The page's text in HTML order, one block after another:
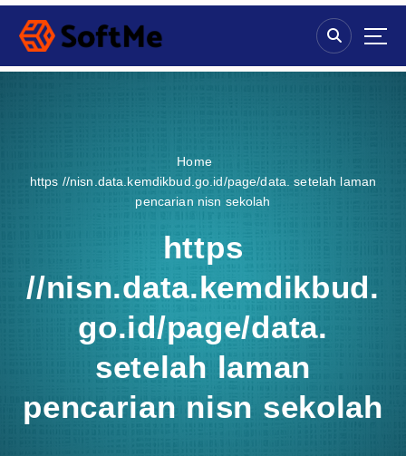
S
p
Home
https //nisn.data.kemdikbud.go.id/page/data. setelah laman
pencarian nisn sekolah
https
//nisn.data.kemdikbud.
go.id/page/data.
setelah laman
pencarian nisn sekolah